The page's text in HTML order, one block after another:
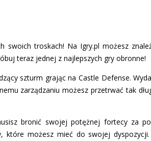
troskach! Na Igry.pl możesz
teraz jednej z najlepszych gry obronne!
szturm grając na Castle Defense.
zarządzaniu możesz przetrwać tak
bronić swojej potężnej fortecy za
które możesz mieć do swojej